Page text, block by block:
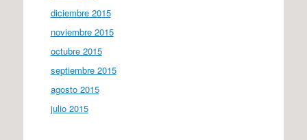
diciembre 2015
noviembre 2015
octubre 2015
septiembre 2015
agosto 2015
julio 2015